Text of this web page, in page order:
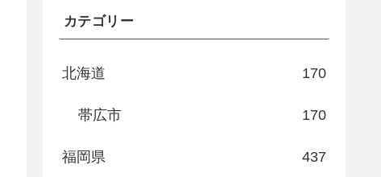
カテゴリー
北海道 170
帯広市 170
福岡県 437